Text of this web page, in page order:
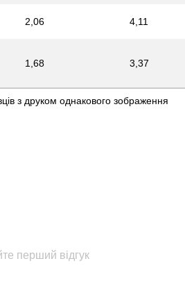
2,06 4,11
1,68 3,37
з друком однакового зображення
перший відгук